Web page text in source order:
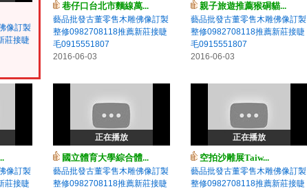
像訂製
莊接睫
巷仔口台北市麵線萬...
藝品批發古董零售木雕佛像訂製
整修0982708118推薦新莊接睫
毛0915551807
2016-06-03
親子旅遊推薦猴硐貓...
藝品批發古董零售木雕佛像訂製
整修0982708118推薦新莊接睫
毛0915551807
2016-06-03
像訂製
莊接睫
正在播放
國立體育大學綜合體...
藝品批發古董零售木雕佛像訂製
整修0982708118推薦新莊接睫
正在播放
空拍沙雕展Taiw...
藝品批發古董零售木雕佛像訂製
整修0982708118推薦新莊接睫